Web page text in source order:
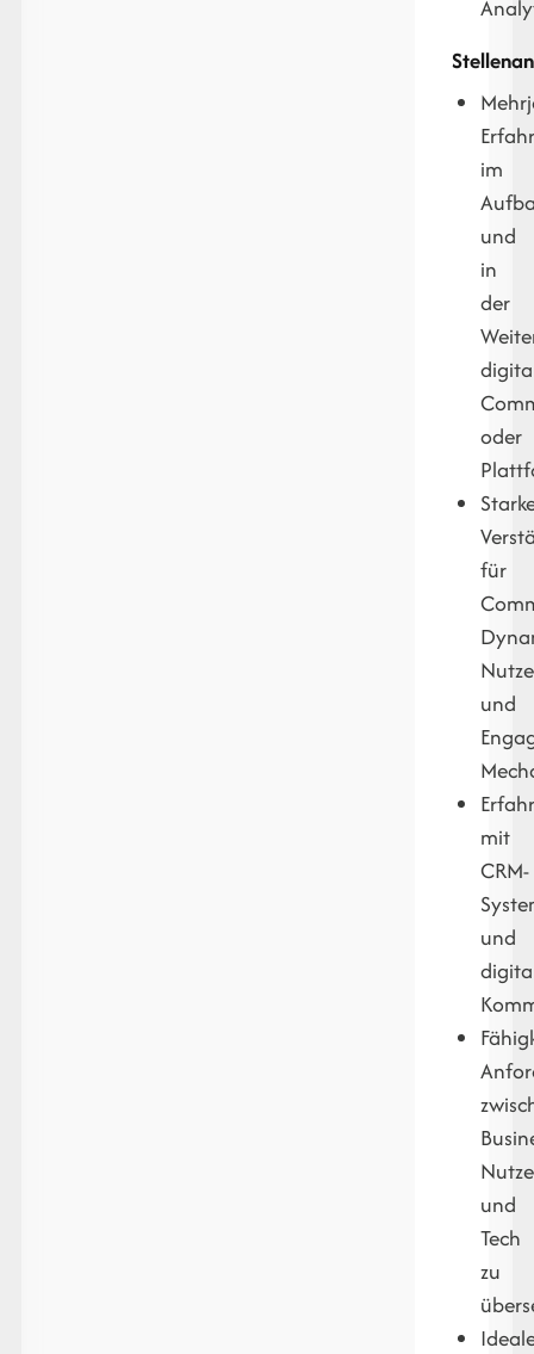
im
und
in
der
oder
für
und
mit
CRM-
und
und
Tech
zu